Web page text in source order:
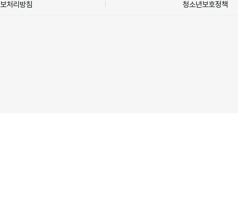
처리방침 청소년보호정책